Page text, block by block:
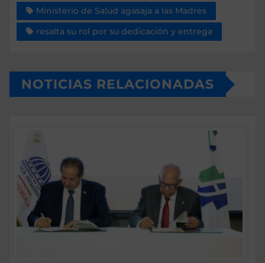
Ministerio de Salud agasaja a las Madres
resalta su rol por su dedicación y entrega
NOTICIAS RELACIONADAS